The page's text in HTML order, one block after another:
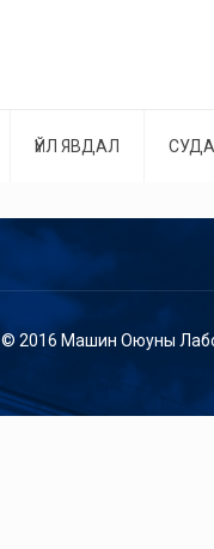
ҮЙЛ ЯВДАЛ
© 2016 Машин Оюуны